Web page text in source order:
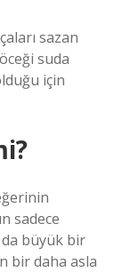
sazan
suda
için
sadece
da büyük bir
bir daha asla